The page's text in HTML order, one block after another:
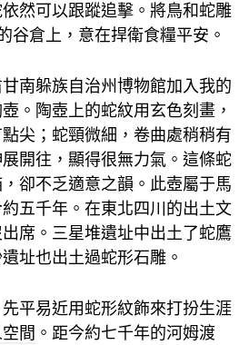
然可以跟蹤追擊。將鳥和蛇雕
谷倉上，意在捍衛食糧平安。
南躲族自治州博物館加入我的
。陶壺上的蛇紋用玄色刻畫，
尖；蛇頸微細，卷曲處稍稍有
開往，顯得很無力氣。這條蛇
卻不乏適意之韻。此壺屬于馬
五千年。在東北四川的出土文
席。三星堆遺址中出土了蛇鷹
址也出土過蛇形石雕。
平易近用蛇形紋飾來打扮生涯
間 。距今約七千年的河姆渡